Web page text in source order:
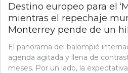
Destino europeo para el
mientras el repechaje
Monterrey pende de un
El panorama del balompié
agenda agitada y llena de
meses. Por un lado, la